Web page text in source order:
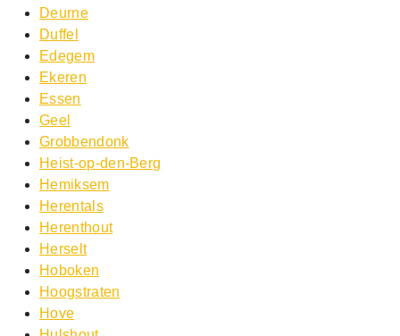
Deurne
Duffel
Edegem
Ekeren
Essen
Geel
Grobbendonk
Heist-op-den-Berg
Hemiksem
Herentals
Herenthout
Herselt
Hoboken
Hoogstraten
Hove